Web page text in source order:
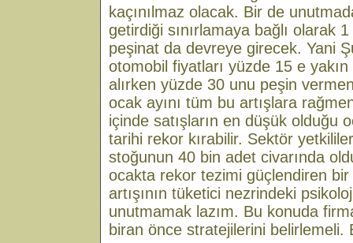
kaçınılmaz olacak. Bir de
getirdiği sınırlamaya bağlı olarak
peşinat da devreye girecek. Yani
otomobil fiyatları yüzde 15 e
alırken yüzde 30 unu peşin
ocak ayını tüm bu artışlara
içinde satışların en düşük olduğu
tarihi rekor kırabilir. Sektör
stoğunun 40 bin adet civarında
ocakta rekor tezimi güçlendiren
artışının tüketici nezrindeki
unutmamak lazım. Bu konuda
biran önce stratejilerini belirlemeli.